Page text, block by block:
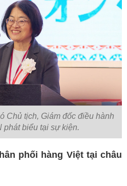
Chủ tịch, Giám đốc điều hành
phát biểu tại sự kiện.
phối hàng Việt tại châu